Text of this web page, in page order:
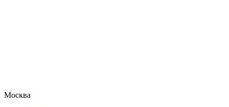
Москва